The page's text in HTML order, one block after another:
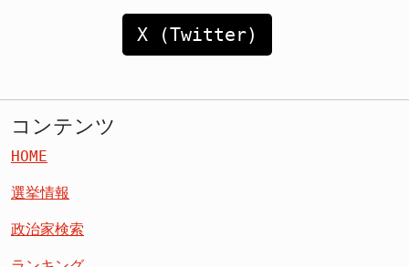
X (Twitter)
コンテンツ
HOME
選挙情報
政治家検索